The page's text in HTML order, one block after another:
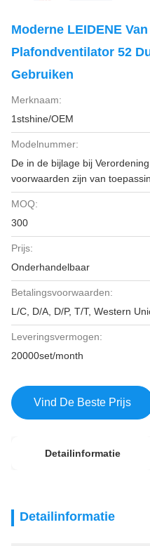
Moderne LEIDENE
Plafondventilator 52
Gebruiken
Merknaam:
1stshine/OEM
Modelnummer:
De in de bijlage bij
voorwaarden zijn van
MOQ:
300
Prijs:
Onderhandelbaar
Betalingsvoorwaarden:
L/C, D/A, D/P, T/T, Western
Leveringsvermogen:
20000set/month
Vind De Beste Prijs
Detailinformatie
Detailinformatie